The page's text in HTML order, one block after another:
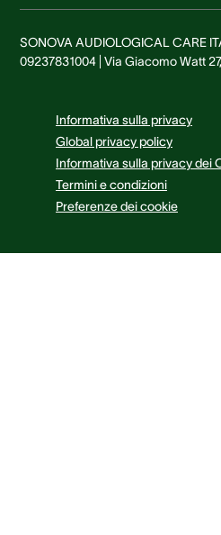
SONOVA AUDIOLOGICAL CARE
09237831004 | Via Giacomo Watt
Informativa sulla privacy
Global privacy policy
Informativa sulla privacy dei
Termini e condizioni
Preferenze dei cookie